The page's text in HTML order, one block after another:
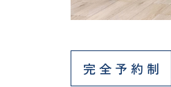
完全予約制